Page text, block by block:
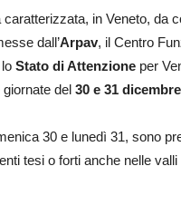
caratterizzata, in Veneto, da
dall’Arpav, il Centro
Stato di Attenzione per
del 30 e 31 dicembre
30 e lunedì 31, sono
tesi o forti anche nelle